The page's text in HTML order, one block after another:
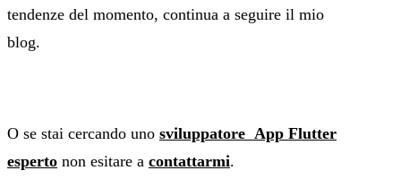
tendenze del momento, continua a seguire il mio
blog.
O se stai cercando uno sviluppatore App Flutter
esperto non esitare a contattarmi.